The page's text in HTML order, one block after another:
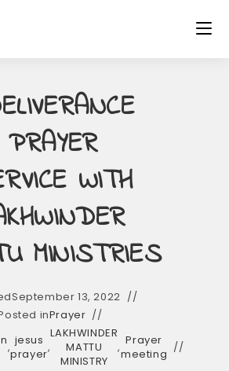
PRAYER
WITH
MINISTRIES
September 13, 2022
inPrayer
, jesus
prayer,
LAKHWINDER
MATTU
MINISTRY
, Prayer
meeting